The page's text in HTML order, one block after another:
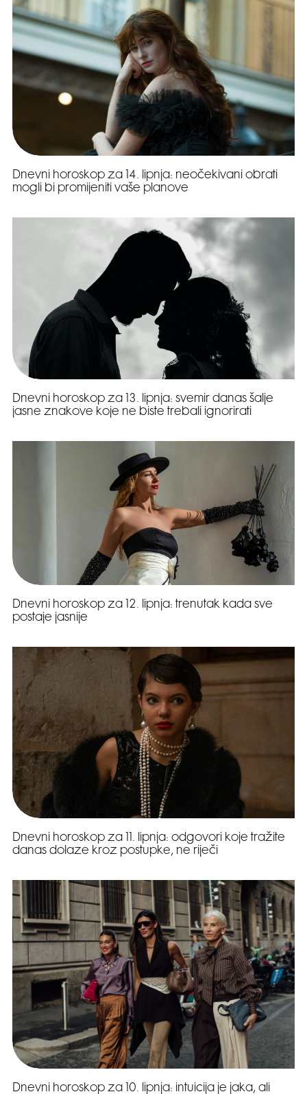
Dnevni horoskop za 14. lipnja: neočekivani obrati
mogli bi promijeniti vaše planove
Dnevni horoskop za 13. lipnja: svemir danas šalje
jasne znakove koje ne biste trebali ignorirati
Dnevni horoskop za 12. lipnja: trenutak kada sve
postaje jasnije
Dnevni horoskop za 11. lipnja: odgovori koje tražite
danas dolaze kroz postupke, ne riječi
Dnevni horoskop za 10. lipnja: intuicija je jaka, ali